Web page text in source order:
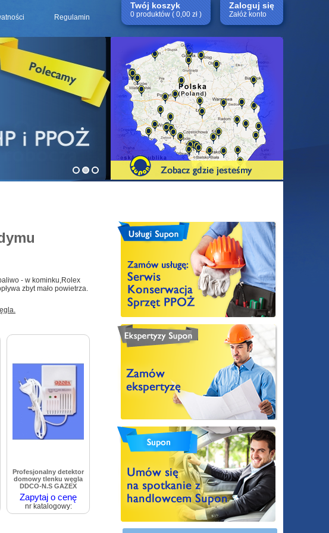
Regulamin
Twój koszyk
0 produktów ( 0,00 zł )
Zaloguj się
Załóż konto
- w kominku ,Rolex
zbyt mało powietrza.
Profesjonalny detektor
domowy tlenku węgla
DDCO-N.S GAZEX
Zapytaj o cenę
nr katalogowy: